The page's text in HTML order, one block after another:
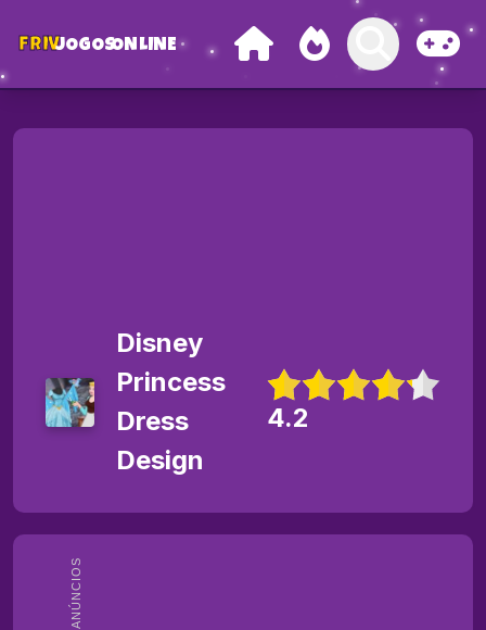
FRIVJOGOSONLINE
ANÚNCIOS
Disney
Princess
Dress
Design
4.2